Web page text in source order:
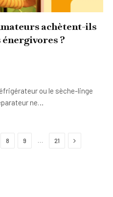
achètent-ils
?
ou le sèche-linge
ne…
8 9 21 Next